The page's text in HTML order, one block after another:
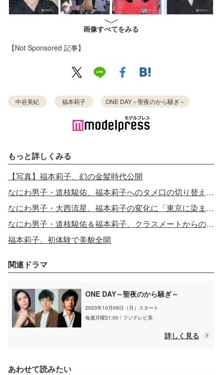
画像すべてをみる
【Not Sponsored 記事】
中谷美紀 福本莉子 ONE DAY～聖夜のから騒ぎ～
もっと詳しくみる
【写真】福本莉子、幻の金髪時代公開
なにわ男子・道枝駿佑、福本莉子へのタメ口の切り替えに「後悔」
なにわ男子・大西流星、福本莉子の変化に「東京に染まってきたのかな」
なにわ男子・道枝駿佑＆福本莉子、クラスメートからの恋人役に反響殺到
福本莉子、初体験で美貌全開
関連ドラマ
ONE DAY～聖夜のから騒ぎ～
2023年10月09日（月）スタート
毎週月曜21:00 / フジテレビ系
詳しく見る
あわせて読みたい